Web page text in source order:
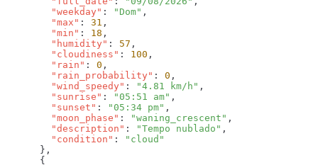
        "weekday"
: "Dom"
        "max"
: 31
        "min"
: 18
        "humidity"
: 57
        "cloudiness"
: 100
        "rain"
: 0
        "rain_probability"
: 0
        "wind_speedy"
: "4.81 km/h"
        "sunrise"
: "05:51 am"
        "sunset"
: "05:34 pm"
        "moon_phase"
: "waning_crescent"
        "description"
: "Tempo nublado"
        "condition"
: